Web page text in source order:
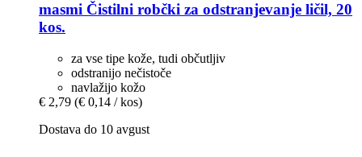
masmi Čistilni robčki za odstranjevanje ličil, 20
kos.
za vse tipe kože, tudi občutljiv
odstranijo nečistoče
navlažijo kožo
€ 2,79 (€ 0,14 / kos)
Dostava do 10 avgust